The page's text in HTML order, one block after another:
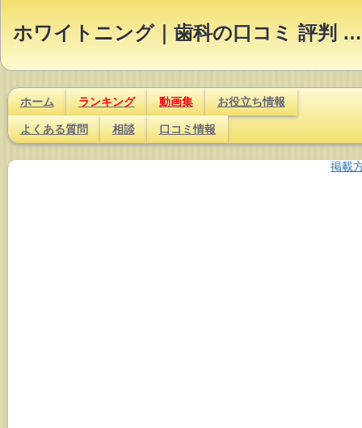
ホワイトニング｜歯科の口コミ 評判 ランキング【Dr.NAVI】
ホーム ランキング 動画集 お役立ち情報
よくある質問 相談 口コミ情報
掲載